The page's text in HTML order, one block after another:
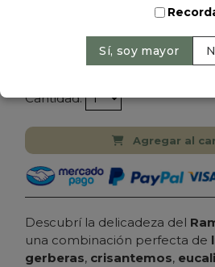
RAMO DE FLORES DE
PAPEL COREANO
Precio: $ 89.000-$ 99.000
Cantidad:
Agregar al
Descubrí la delicadeza del
una combinación perfecta de
gerberas, crisantemos,